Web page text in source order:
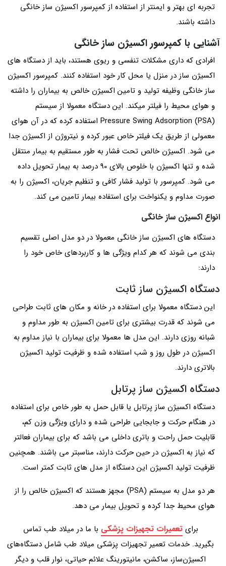
تجربه ای بهتر و ایمنتر از استفاده از کمپرسور اکسیژن ساز خانگی
داشته باشند.
آشنایی با کمپرسور اکسیژن ساز خانگی
افرادی که داری مشکلات تنفسی و ریوی هستند، باید از دستگاه های
اکسیژن ساز در منزل یا محل کار خود استفاده کنند. کمپرسور اکسیژن
ساز خانگی وظیفه تولید و تامین اکسیژن خالص به بیماران را داشته
و هوای محیط را فیلتر میکند. این دستگاه معمولا از سیستم
Pressure Swing Adsorption (PSA) استفاده کرده که در آن هوای
معمولی از طریق یک فیلتر خاص عبور کرده و نیتروژن از اکسیژن جدا
می شود. اکسیژن خالص تحت فشار به طور مستقیم به بیمار منتقل
شده و تنها اکسیژن با خلوص بالای 90 درصد به بیمار تحویل داده
می شود. کمپرسور با تولید فشار کافی و تنظیم جریان، اکسیژن را به
صورت مداوم و یکنواخت برای استفاده بیمار تامین می کند.
انواع اکسیژن ساز خانگی
دستگاه های اکسیژن ساز خانگی معمولا در دو مدل اصلی تقسیم
بندی می شوند که هر کدام ویژگی ها و کاربردهای خاص خود را
دارند:
دستگاه اکسیژن ساز ثابت
این دستگاه‌ معمولا برای استفاده در خانه و مکان های ثابت طراحی
می شوند که قدرت بیشتری برای تامین اکسیژن به طور مداوم و
شبانه روزی دارند. این مدل ها معمولا برای بیماران با نیاز مداوم به
اکسیژن در طول روز و شب استفاده شده و ظرفیت تولید اکسیژن
بالاتری دارند.
دستگاه اکسیژن ساز پرتابل
دستگاه اکسیژن ساز پرتابل یا قابل حمل به طور خاص برای استفاده
در هنگام حرکت و جابجایی طراحی شده‌ و دارای ویژگی وزن کم،
قابلیت حمل راحت و باتری داخلی می باشد که برای بیماران فعالتر
که نیاز به اکسیژن در حین حرکت دارند، مناسبتر می باشند. همچنین
ظرفیت تولید اکسیژن این دستگاه از مدل های ثابت کمتر است.
هر دو مدل به سیستم (PSA) مجهز هستند که اکسیژن خالص را از
هوای محیط جدا کرده و تحویل بیمار می دهد.
برایتعمیرات تجهیزات پزشکی با ما در میلاد طب تماس
بگیرید. خدمات تعمیر تجهیزات پزشکی میلاد طب شامل دستگاه‌های
اکسیژن‌ساز، ساکشن، مانیتورینگ علائم حیاتی، نوار قلب و دیگر